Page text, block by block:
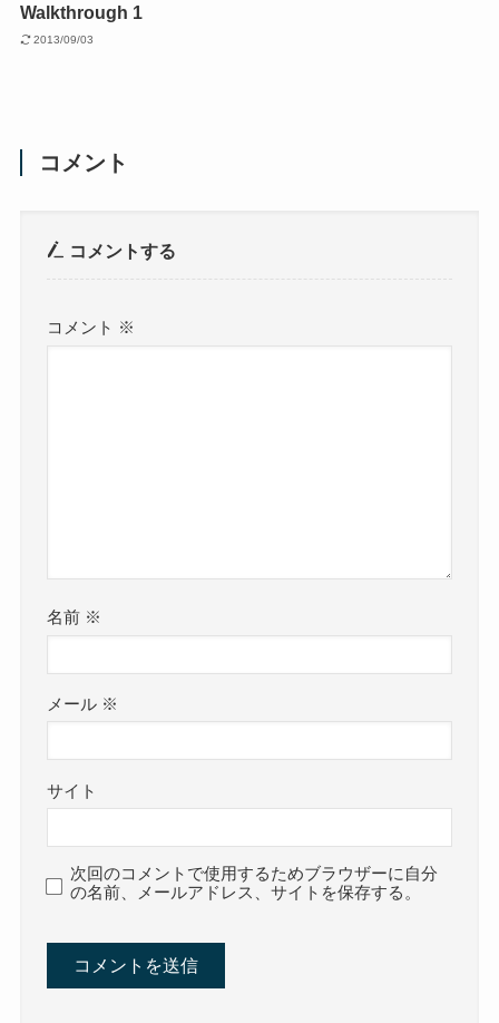
Walkthrough 1
2013/09/03
コメント
コメントする
コメント ※
名前 ※
メール ※
サイト
次回のコメントで使用するためブラウザーに自分
の名前、メールアドレス、サイトを保存する。